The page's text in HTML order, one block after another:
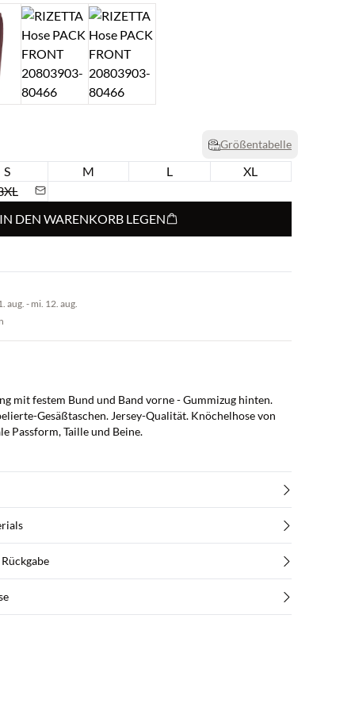
Größentabelle
S M L
XL
IN DEN WARENKORB LEGEN
aug. - mi. 12. aug.
mit festem Bund und Band vorne - Gummizug hinten.
Gesäßtaschen. Jersey-Qualität. Knöchelhose von
Passform, Taille und Beine.